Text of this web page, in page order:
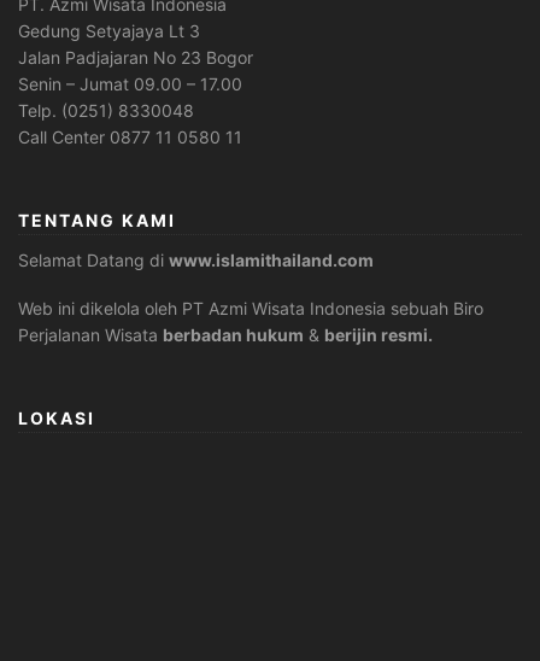
Gedung Setyajaya Lt 3
Jalan Padjajaran No 23 Bogor
Senin – Jumat 09.00 – 17.00
Telp. (0251) 8330048
Call Center 0877 11 0580 11
TENTANG KAMI
Selamat Datang di www.islamithailand.com
Web ini dikelola oleh PT Azmi Wisata Indonesia sebuah Biro
Perjalanan Wisata berbadan hukum & berijin resmi.
LOKASI